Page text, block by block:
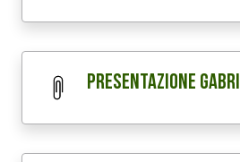
Presentazione